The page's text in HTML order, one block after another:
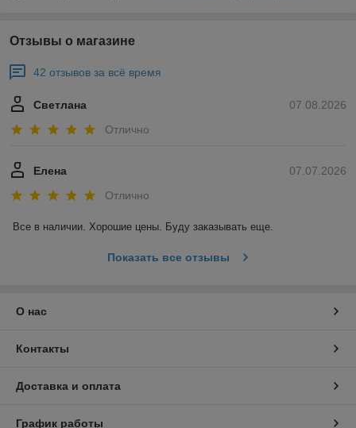
Отзывы о магазине
42 отзывов за всё время
07.08.2026
Светлана
Отлично
07.07.2026
Елена
Отлично
Все в наличии. Хорошие цены. Буду заказывать еще.
Показать все отзывы
О нас
Контакты
Доставка и оплата
График работы